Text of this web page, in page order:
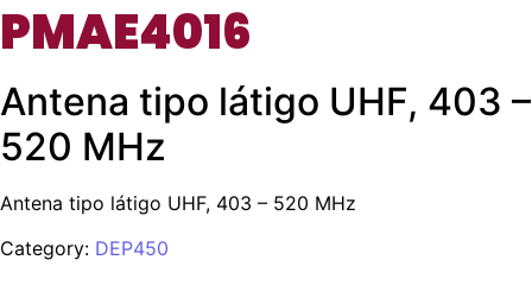
PMAE4016
Antena tipo látigo UHF, 403 –
520 MHz
Antena tipo látigo UHF, 403 – 520 MHz
Category: DEP450